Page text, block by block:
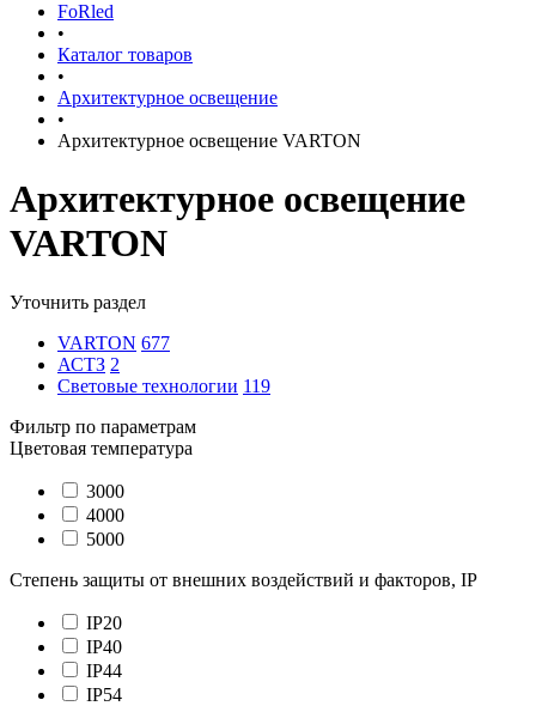
FoRled
•
Каталог товаров
•
Архитектурное освещение
•
Архитектурное освещение VARTON
Архитектурное освещение
VARTON
Уточнить раздел
VARTON 677
АСТЗ 2
Световые технологии 119
Фильтр по параметрам
Цветовая температура
3000
4000
5000
Степень защиты от внешних воздействий и факторов, IP
IP20
IP40
IP44
IP54